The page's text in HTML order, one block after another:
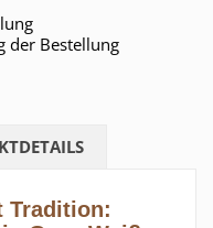
der Bestellung
Tradition: